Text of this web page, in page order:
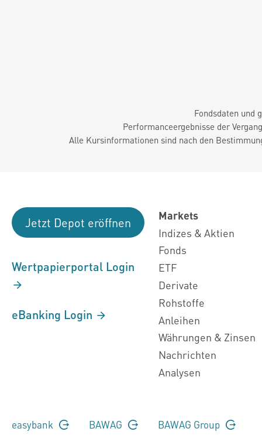
Fondsdaten und
Performanceergebnisse der
Alle Kursinformationen sind nach den
Jetzt Depot eröffnen
Wertpapierportal Login
eBanking Login
Markets
Indizes & Aktien
Fonds
ETF
Derivate
Rohstoffe
Anleihen
Währungen & Zinsen
Nachrichten
Analysen
easybank BAWAG BAWAG Group